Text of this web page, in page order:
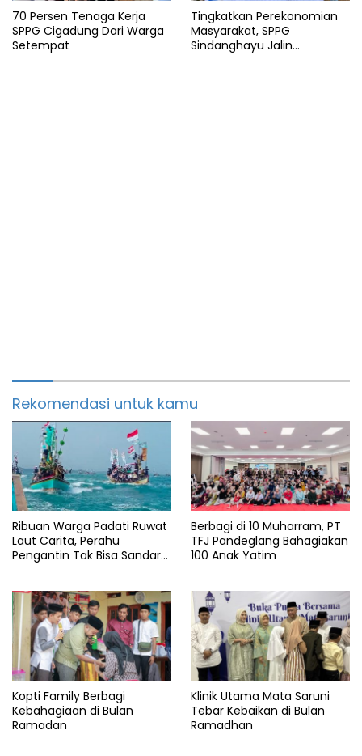
70 Persen Tenaga Kerja
SPPG Cigadung Dari Warga
Setempat
Tingkatkan Perekonomian
Masyarakat, SPPG
Sindanghayu Jalin
Rekomendasi untuk kamu
Ribuan Warga Padati Ruwat
Laut Carita, Perahu
Pengantin Tak Bisa Sandar
Berbagi di 10 Muharram, PT
TFJ Pandeglang Bahagiakan
100 Anak Yatim
Kopti Family Berbagi
Kebahagiaan di Bulan
Ramadan
Klinik Utama Mata Saruni
Tebar Kebaikan di Bulan
Ramadhan